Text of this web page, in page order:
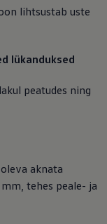
lihtsustab uste
lükanduksed
peatudes ning
aknata
tehes peale- ja